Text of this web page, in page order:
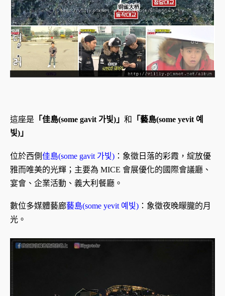
這座是 「佳島(some gavit 가빛)」 和
「藝島(some yevit 예
빛)」
位於西側佳島(some gavit 가빛) ：象徵日落的彩霞，綻放優
雅而唯美的光輝；主要為 MICE 會展優化的國際會議廳、
宴會、企業活動、義大利餐廳。
數位多媒體藝廊藝島(some yevit 예빛) ：象徵夜晚矇朧的月
光。